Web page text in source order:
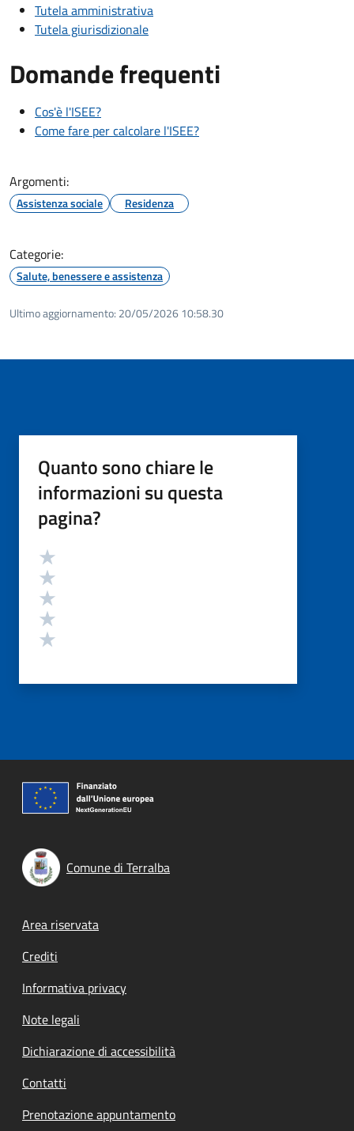
Tutela amministrativa
Tutela giurisdizionale
Domande frequenti
Cos'è l'ISEE?
Come fare per calcolare l'ISEE?
Argomenti:
Assistenza sociale Residenza
Categorie:
Salute, benessere e assistenza
Ultimo aggiornamento: 20/05/2026 10:58.30
Quanto sono chiare le
informazioni su questa
pagina?
Valutazione
Comune di Terralba
Footer menu
Area riservata
Crediti
Informativa privacy
Note legali
Dichiarazione di accessibilità
Contatti
Prenotazione appuntamento